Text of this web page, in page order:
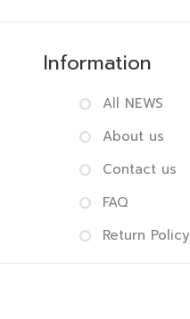
Information
All NEWS
About us
Contact us
FAQ
Return Policy